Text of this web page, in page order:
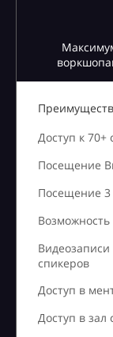
Доступ к 70+
Посещение
Посещение 3
Видеозаписи
спикеров
Доступ в
Доступ в зал